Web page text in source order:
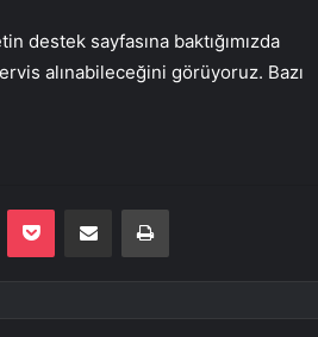
destek sayfasına baktığımızda
alınabileceğini görüyoruz. Bazı
Pocket E-Posta ile paylaş Yazdır